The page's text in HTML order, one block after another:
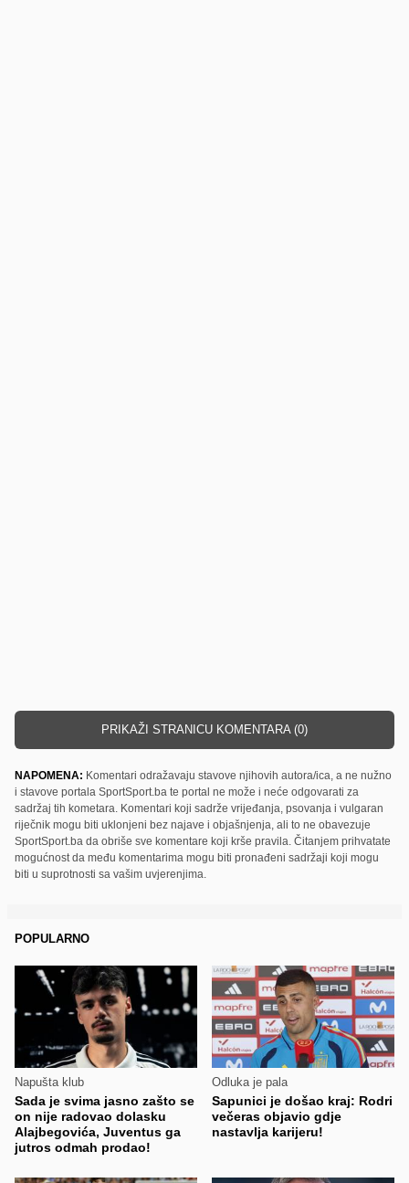
PRIKAŽI STRANICU KOMENTARA (0)
NAPOMENA: Komentari odražavaju stavove njihovih autora/ica, a ne nužno
i stavove portala SportSport.ba te portal ne može i neće odgovarati za
sadržaj tih kometara. Komentari koji sadrže vrijeđanja, psovanja i vulgaran
riječnik mogu biti uklonjeni bez najave i objašnjenja, ali to ne obavezuje
SportSport.ba da obriše sve komentare koji krše pravila. Čitanjem prihvatate
mogućnost da među komentarima mogu biti pronađeni sadržaji koji mogu
biti u suprotnosti sa vašim uvjerenjima.
POPULARNO
Napušta klub
Sada je svima jasno zašto se
on nije radovao dolasku
Alajbegovića, Juventus ga
jutros odmah prodao!
Odluka je pala
Sapunici je došao kraj: Rodri
večeras objavio gdje
nastavlja karijeru!